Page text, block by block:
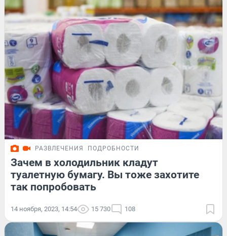
РАЗВЛЕЧЕНИЯ ПОДРОБНОСТИ
Зачем в холодильник кладут
туалетную бумагу. Вы тоже захотите
так попробовать
14 ноября, 2023, 14:54 15 730 108